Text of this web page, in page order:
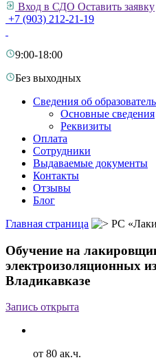
Вход в СДО Оставить заявку
+7 (903) 212-21-19
9:00-18:00
Без выходных
Сведения об
Основные сведения
Реквизиты
Оплата
Сотрудники
Выдаваемые документы
Контакты
Отзывы
Блог
Главная страница
РС
Обучение на
электроизоляционных
Владикавказе
Запись открыта
от 80 ак.ч.